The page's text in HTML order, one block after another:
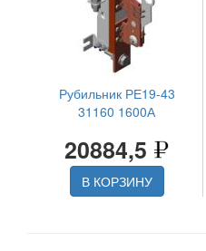
Рубильник РЕ19-43
31160 1600А
20884,5
В КОРЗИНУ